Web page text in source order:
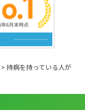
> 持病を持っている人が